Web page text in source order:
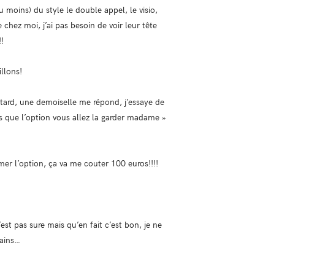
du style le double appel, le visio,
moi, j’ai pas besoin de voir leur tête
une demoiselle me répond, j’essaye de
l’option vous allez la garder madame »
l’option, ça va me couter 100 euros!!!!
pas sure mais qu’en fait c’est bon, je ne